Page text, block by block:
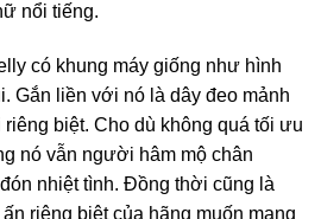
nổi tiếng.
có khung máy giống như hình
Gắn liền với nó là dây đeo mảnh
biệt. Cho dù không quá tối ưu
nó vẫn người hâm mộ chân
nhiệt tình. Đồng thời cũng là
riêng biệt của hãng muốn mang